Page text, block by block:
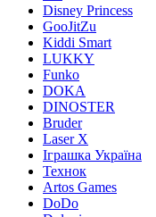
Disney Princess
GooJitZu
Kiddi Smart
LUKKY
Funko
DOKA
DINOSTER
Bruder
Laser X
Іграшка Україна
Технок
Artos Games
DoDo